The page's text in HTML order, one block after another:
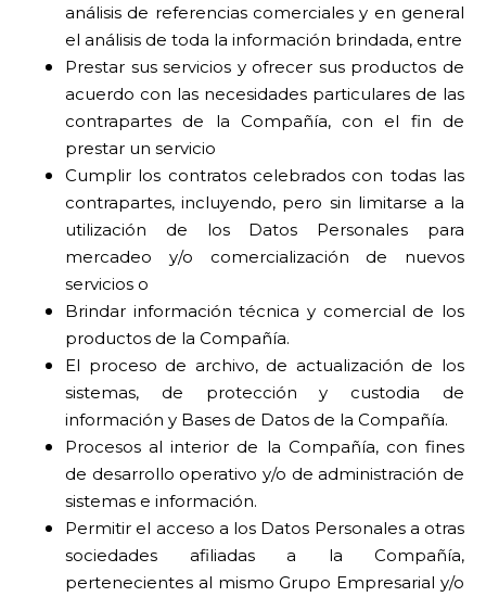
análisis de referencias comerciales y en general
el análisis de toda la información brindada, entre
Prestar sus servicios y ofrecer sus productos de
acuerdo con las necesidades particulares de las
contrapartes de la Compañía, con el fin de
prestar un servicio
Cumplir los contratos celebrados con todas las
contrapartes, incluyendo, pero sin limitarse a la
utilización de los Datos Personales para
mercadeo y/o comercialización de nuevos
servicios o
Brindar información técnica y comercial de los
productos de la Compañía.
El proceso de archivo, de actualización de los
sistemas, de protección y custodia de
información y Bases de Datos de la Compañía.
Procesos al interior de la Compañía, con fines
de desarrollo operativo y/o de administración de
sistemas e información.
Permitir el acceso a los Datos Personales a otras
sociedades afiliadas a la Compañía,
pertenecientes al mismo Grupo Empresarial y/o